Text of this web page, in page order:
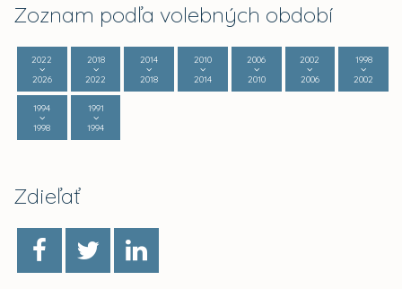
Zoznam podľa volebných období
2022
2026
2018
2022
2014
2018
2010
2014
2006
2010
2002
2006
1998
2002
1994
1998
1991
1994
Zdieľať